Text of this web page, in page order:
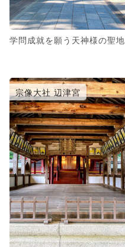
学問成就を願う天神様の聖地
宗像大社 辺津宮